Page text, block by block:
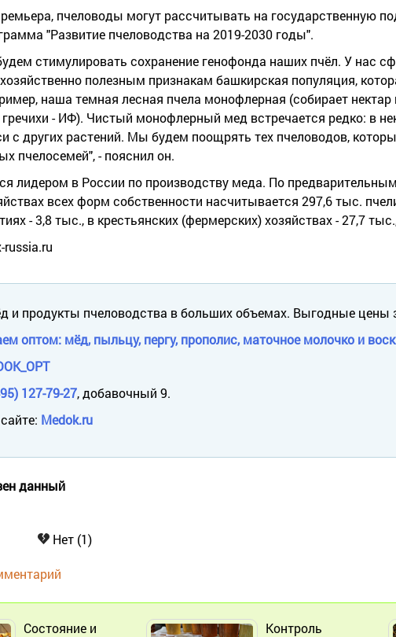
пчеловоды могут рассчитывать на государственную
"Развитие пчеловодства на 2019-2030 годы".
стимулировать сохранение генофонда наших пчёл. У нас
полезным признакам башкирская популяция,
наша темная лесная пчела монофлерная (собирает
- ИФ). Чистый монофлерный мед встречается редко: в
с других растений. Мы будем поощрять тех пчеловодов,
пчелосемей", - пояснил он.
лидером в России по производству меда. По
всех форм собственности насчитывается 297,6 тыс.
- 3,8 тыс., в крестьянских (фермерских) хозяйствах - 27,7
russia.ru
и продукты пчеловодства в больших объемах. Выгодные цены
оптом: мёд, пыльцу, пергу, прополис, маточное молочко и
127-79-27, добавочный 9.
Medok.ru
данный
Нет (1)
Состояние и
Контроль